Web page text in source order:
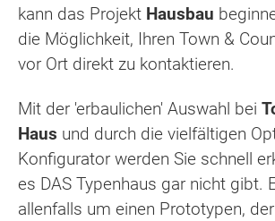
kann das Projekt Hausbau
die Möglichkeit, Ihren Town &
vor Ort direkt zu kontaktieren.
Mit der 'erbaulichen' Auswahl bei
Haus und durch die vielfältigen
Konfigurator werden Sie schnell
es DAS Typenhaus gar nicht gibt.
allenfalls um einen Prototypen,